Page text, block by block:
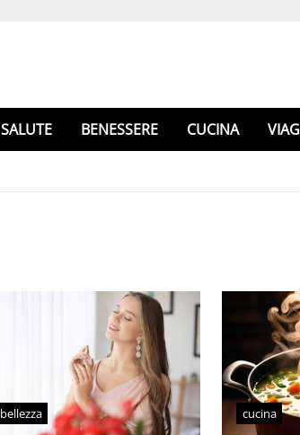
SALUTE BENESSERE CUCINA
bellezza cucina